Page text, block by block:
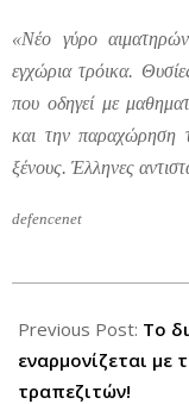
«Νέο γύρο
εγχώρια τρόικα.
που οδηγεί με
και την παραχώρηση
ξένους. Έλληνες
defencenet
07-
30
Previous Post: Το
εναρμονίζεται με
τραπεζιτών!